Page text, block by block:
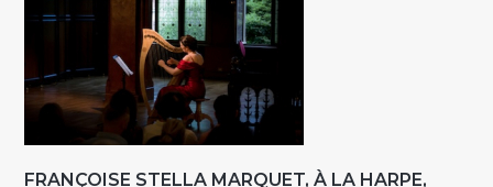
FRANÇOISE STELLA MARQUET, À LA HARPE,